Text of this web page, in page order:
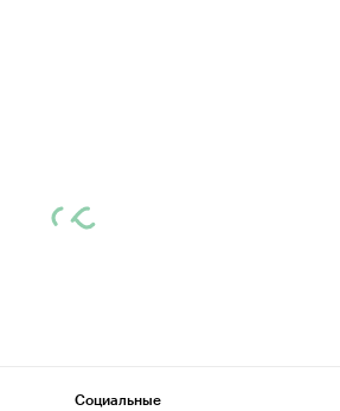
Социальные